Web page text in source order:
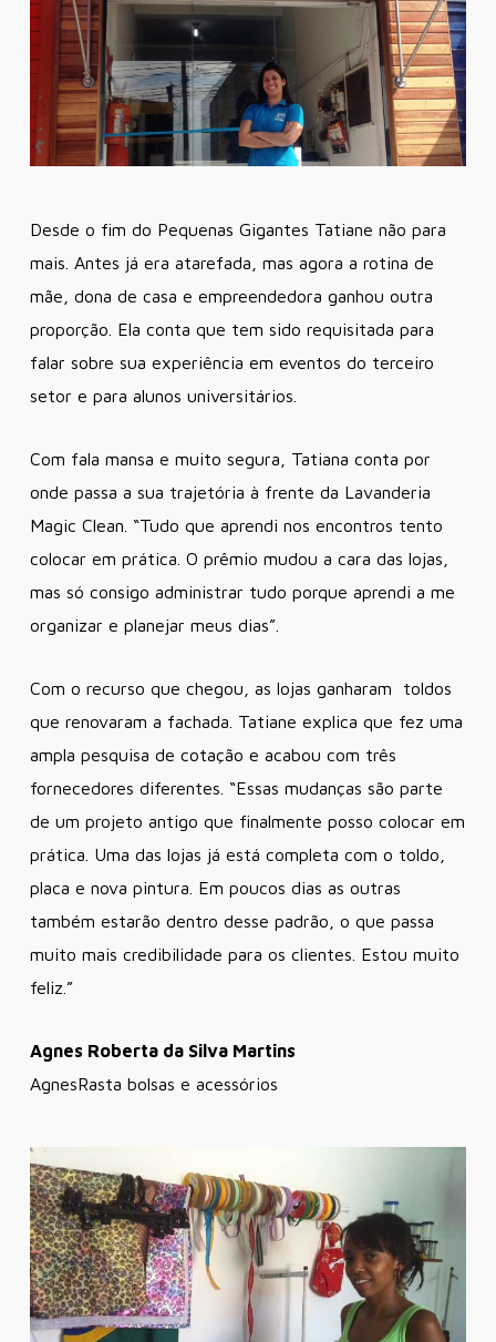
Desde o fim do Pequenas Gigantes Tatiane não para
mais. Antes já era atarefada, mas agora a rotina de
mãe, dona de casa e empreendedora ganhou outra
proporção. Ela conta que tem sido requisitada para
falar sobre sua experiência em eventos do terceiro
setor e para alunos universitários.
Com fala mansa e muito segura, Tatiana conta por
onde passa a sua trajetória à frente da Lavanderia
Magic Clean. “Tudo que aprendi nos encontros tento
colocar em prática. O prêmio mudou a cara das lojas,
mas só consigo administrar tudo porque aprendi a me
organizar e planejar meus dias”.
Com o recurso que chegou, as lojas ganharam toldos
que renovaram a fachada. Tatiane explica que fez uma
ampla pesquisa de cotação e acabou com três
fornecedores diferentes. “Essas mudanças são parte
de um projeto antigo que finalmente posso colocar em
prática. Uma das lojas já está completa com o toldo,
placa e nova pintura. Em poucos dias as outras
também estarão dentro desse padrão, o que passa
muito mais credibilidade para os clientes. Estou muito
feliz.”
Agnes Roberta da Silva Martins
AgnesRasta bolsas e acessórios